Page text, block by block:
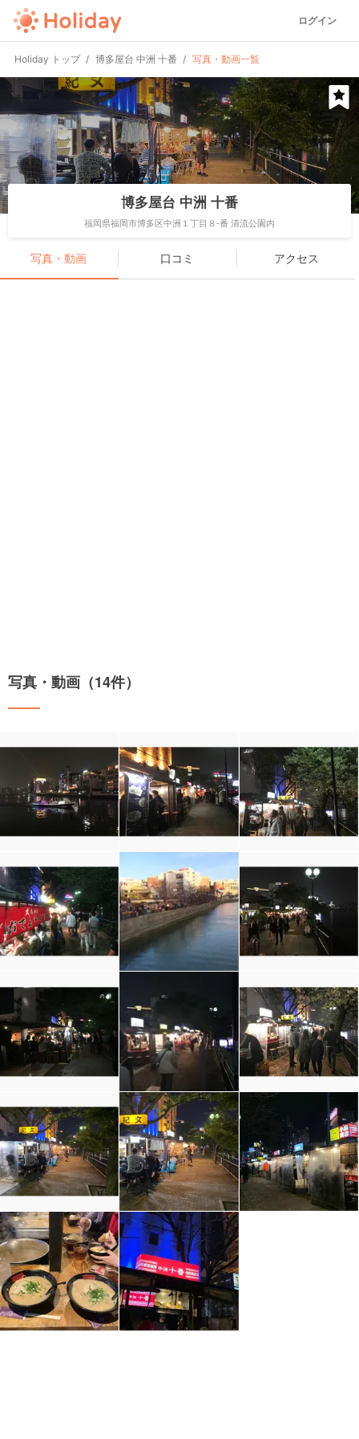
ログイン
Holiday トップ 博多屋台 中洲 十番 写真・動画一覧
博多屋台 中洲 十番
福岡県福岡市博多区中洲１丁目８-番 清流公園内
写真・動画 口コミ アクセス
写真・動画（14件）